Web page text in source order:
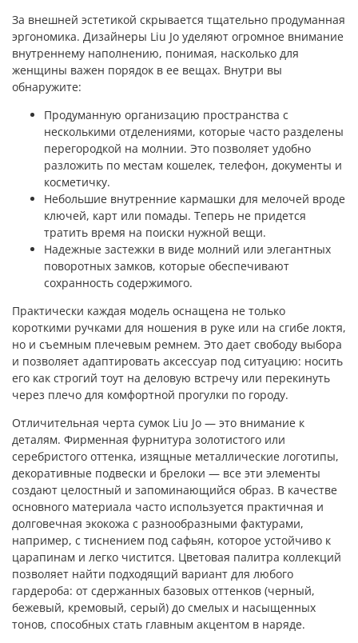
За внешней эстетикой скрывается тщательно продуманная
эргономика. Дизайнеры Liu Jo уделяют огромное внимание
внутреннему наполнению, понимая, насколько для
женщины важен порядок в ее вещах. Внутри вы
обнаружите:
Продуманную организацию пространства с
несколькими отделениями, которые часто разделены
перегородкой на молнии. Это позволяет удобно
разложить по местам кошелек, телефон, документы и
косметичку.
Небольшие внутренние кармашки для мелочей вроде
ключей, карт или помады. Теперь не придется
тратить время на поиски нужной вещи.
Надежные застежки в виде молний или элегантных
поворотных замков, которые обеспечивают
сохранность содержимого.
Практически каждая модель оснащена не только
короткими ручками для ношения в руке или на сгибе локтя,
но и съемным плечевым ремнем. Это дает свободу выбора
и позволяет адаптировать аксессуар под ситуацию: носить
его как строгий тоут на деловую встречу или перекинуть
через плечо для комфортной прогулки по городу.
Отличительная черта сумок Liu Jo — это внимание к
деталям. Фирменная фурнитура золотистого или
серебристого оттенка, изящные металлические логотипы,
декоративные подвески и брелоки — все эти элементы
создают целостный и запоминающийся образ. В качестве
основного материала часто используется практичная и
долговечная экокожа с разнообразными фактурами,
например, с тиснением под сафьян, которое устойчиво к
царапинам и легко чистится. Цветовая палитра коллекций
позволяет найти подходящий вариант для любого
гардероба: от сдержанных базовых оттенков (черный,
бежевый, кремовый, серый) до смелых и насыщенных
тонов, способных стать главным акцентом в наряде.